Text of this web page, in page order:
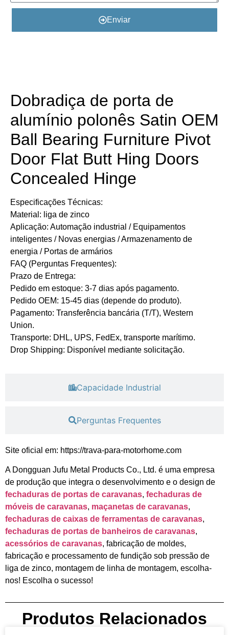
Enviar
Capacidade Industrial
Perguntas Frequentes
​​​​​​Dobradiça de porta de
alumínio polonês Satin OEM
Ball Bearing Furniture Pivot
Door Flat Butt Hing Doors
Concealed Hinge
​​Especificações Técnicas:
Material: liga de zinco
Aplicação: Automação industrial / Equipamentos
inteligentes / Novas energias / Armazenamento de
energia / Portas de armários
​FAQ (Perguntas Frequentes):
​Prazo de Entrega:
Pedido em estoque: 3-7 dias após pagamento.
Pedido OEM: 15-45 dias (depende do produto).
​Pagamento: Transferência bancária (T/T), Western
Union.
​Transporte: DHL, UPS, FedEx, transporte marítimo.
​Drop Shipping: Disponível mediante solicitação.
Site oficial em: https://trava-para-motorhome.com
A Dongguan Jufu Metal Products Co., Ltd. é uma empresa
de produção que integra o desenvolvimento e o design de
fechaduras de portas de caravanas, fechaduras de
móveis de caravanas, maçanetas de caravanas,
fechaduras de caixas de ferramentas de caravanas,
fechaduras de portas de banheiros de caravanas,
acessórios de caravanas, fabricação de moldes,
fabricação e processamento de fundição sob pressão de
liga de zinco, montagem de linha de montagem, escolha-
nos! Escolha o sucesso!
Produtos Relacionados